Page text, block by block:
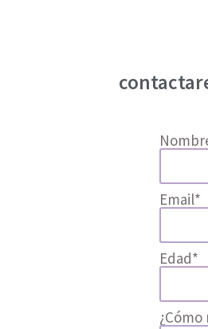
Email*
Edad*